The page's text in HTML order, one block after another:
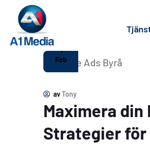
4
Feb
avTony
Maximera din
Strategier för